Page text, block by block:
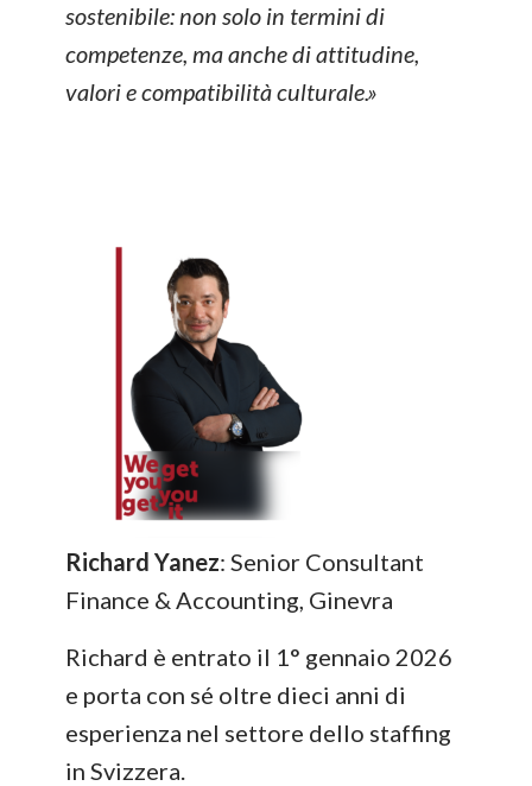
sostenibile: non solo in termini di
competenze, ma anche di attitudine,
valori e compatibilità culturale.»
Richard Yanez: Senior Consultant
Finance & Accounting, Ginevra
Richard è entrato il 1° gennaio 2026
e porta con sé oltre dieci anni di
esperienza nel settore dello staffing
in Svizzera.